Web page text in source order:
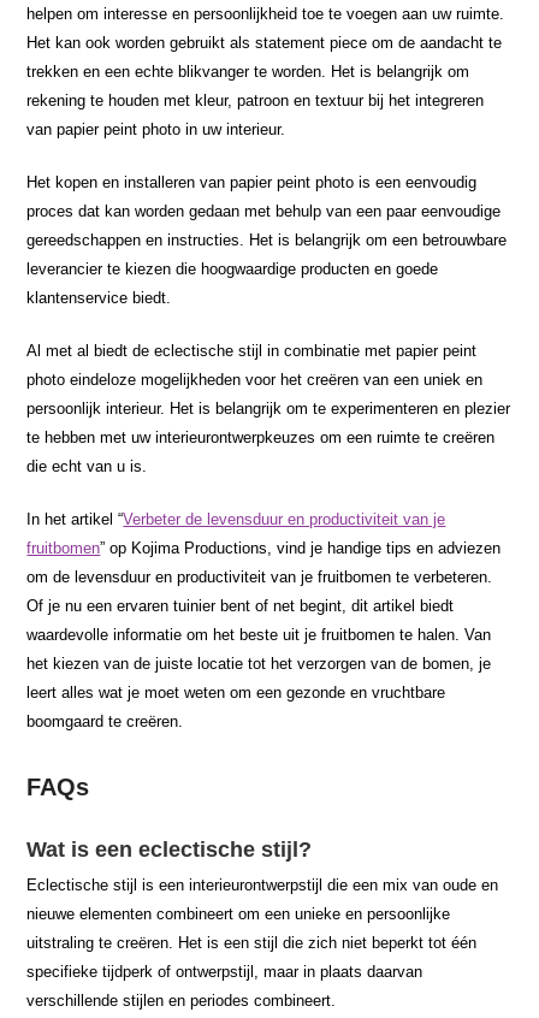
helpen om interesse en persoonlijkheid toe te voegen aan uw ruimte.
Het kan ook worden gebruikt als statement piece om de aandacht te
trekken en een echte blikvanger te worden. Het is belangrijk om
rekening te houden met kleur, patroon en textuur bij het integreren
van papier peint photo in uw interieur.
Het kopen en installeren van papier peint photo is een eenvoudig
proces dat kan worden gedaan met behulp van een paar eenvoudige
gereedschappen en instructies. Het is belangrijk om een betrouwbare
leverancier te kiezen die hoogwaardige producten en goede
klantenservice biedt.
Al met al biedt de eclectische stijl in combinatie met papier peint
photo eindeloze mogelijkheden voor het creëren van een uniek en
persoonlijk interieur. Het is belangrijk om te experimenteren en plezier
te hebben met uw interieurontwerpkeuzes om een ruimte te creëren
die echt van u is.
In het artikel “Verbeter de levensduur en productiviteit van je
fruitbomen” op Kojima Productions, vind je handige tips en adviezen
om de levensduur en productiviteit van je fruitbomen te verbeteren.
Of je nu een ervaren tuinier bent of net begint, dit artikel biedt
waardevolle informatie om het beste uit je fruitbomen te halen. Van
het kiezen van de juiste locatie tot het verzorgen van de bomen, je
leert alles wat je moet weten om een gezonde en vruchtbare
boomgaard te creëren.
FAQs
Wat is een eclectische stijl?
Eclectische stijl is een interieurontwerpstijl die een mix van oude en
nieuwe elementen combineert om een unieke en persoonlijke
uitstraling te creëren. Het is een stijl die zich niet beperkt tot één
specifieke tijdperk of ontwerpstijl, maar in plaats daarvan
verschillende stijlen en periodes combineert.